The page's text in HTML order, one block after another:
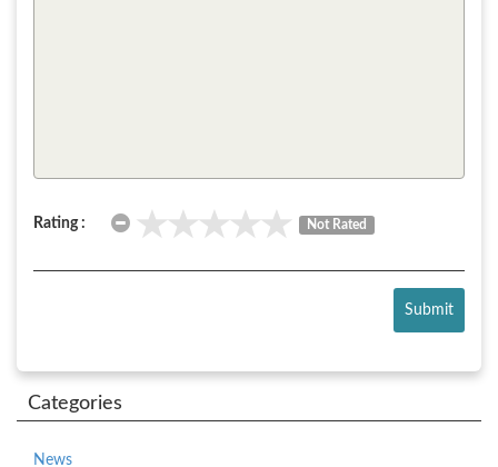
Rating : Not Rated
Submit
Categories
News